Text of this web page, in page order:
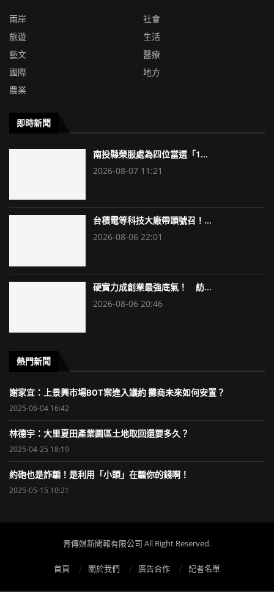
兩岸
社會
旅遊
生活
藝文
醫療
國際
地方
農業
即時新聞
南投縣榮服處為四位當選「1...
2026-08-07 11:21
台積電等科技大廠帶頭號召！...
2026-08-06 22:01
硬實力成創業最強底氣！ 紡...
2026-08-06 20:46
熱門新聞
謝家宜：上景興市場BOT案進入議約 攤商未來如何安置？
2025-06-04 16:42
林德宇：大里夏田產業園區土地取回還要多久？
2025-04-25 18:19
約砲也是詐騙！是利用「小頭」在騙你的錢啊！
2025-05-15 10:21
青傳媒新聞報有限公司 All Right Reserved.
首頁 關於我們 廣告合作 記者名單